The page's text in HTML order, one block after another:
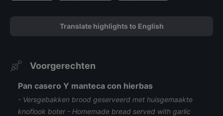
Translate highlights to English
Voorgerechten
Pan casero Y manteca con hierbas
- Versgebakken brood geserveerd met huisgemaakte
knoflook boter - Homemade bread served with garlic